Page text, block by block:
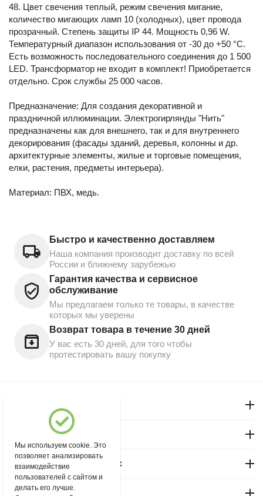
48. Цвет свечения теплый, режим свечения мигание,
количество мигающих ламп 10 (холодных), цвет провода
прозрачный. Степень защиты IP 44. Мощность 0,96 W.
Температурный диапазон использования от -30 до +50 °С.
Есть возможность последовательного соединения до 1 500
LED. Трансформатор не входит в комплект! Приобретается
отдельно. Срок службы 25 000 часов.
Предназначение: Для создания декоративной и
праздничной иллюминации. Электрогирлянды "Нить"
предназначены как для внешнего, так и для внутреннего
декорирования (фасады зданий, деревья, колонны и др.
архитектурные элементы, жилые и торговые помещения,
елки, растения, предметы интерьера).
Материал: ПВХ, медь.
Быстро и качественно доставляем
Наша компания производит доставку по всей
России и ближнему зарубежью
Гарантия качества и сервисное
обслуживание
Мы предлагаем только те товары, в качестве
которых мы уверены
Возврат товара в течение 30 дней
У вас есть 30 дней, для того чтобы
протестировать вашу покупку
Магазин "Северный"
Покупательский сервис
Контакты
Мы используем cookie. Это
позволяет анализировать
взаимодействие
пользователей с сайтом и
делать его лучше.